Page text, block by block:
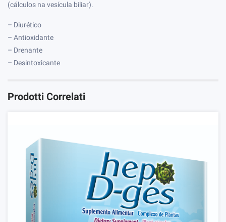
(cálculos na vesícula biliar).
– Diurético
– Antioxidante
– Drenante
– Desintoxicante
Prodotti Correlati